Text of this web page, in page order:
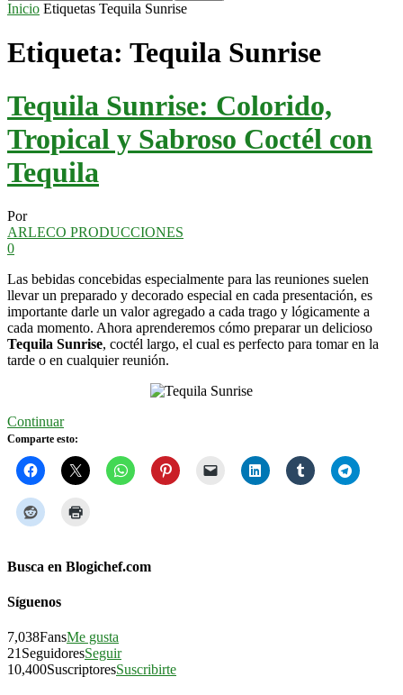
Inicio Etiquetas Tequila Sunrise
Etiqueta: Tequila Sunrise
Tequila Sunrise: Colorido,
Tropical y Sabroso Coctél con
Tequila
Por
ARLECO PRODUCCIONES
0
Las bebidas concebidas especialmente para las reuniones suelen
llevar un preparado y decorado especial en cada presentación, es
importante darle un valor agregado a cada trago y lógicamente a
cada momento. Ahora aprenderemos cómo preparar un delicioso
Tequila Sunrise, coctél largo, el cual es perfecto para tomar en la
tarde o en cualquier reunión.
Continuar
Comparte esto:
Busca en Blogichef.com
Síguenos
7,038FansMe gusta
21 SeguidoresSeguir
10,400SuscriptoresSuscribirte